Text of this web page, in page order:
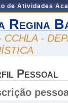
de Atividades
Regina
CCHLA -
Pessoal